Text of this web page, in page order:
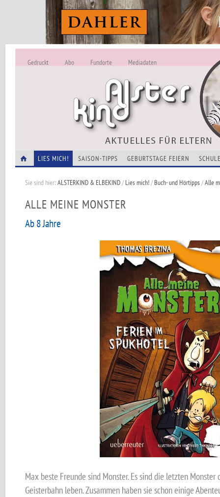
ALSTERKIND -
Alles Neu
Gedruckt Abo Fundorte Mediadaten
LIES MICH! SAISON-TIPPS GEBURTSTAGE FEIERN
Sie sind hier:ALSTERKIND & ELBEKIND/Lies mich!/Buch- und Hörtipps/Alle
ALLE MEINE MONSTER
Ab 8 Jahre
Max beste Freunde sind Monster. Es sind die letzten
Geisterbahn leben. Zusammen haben sie schon einige